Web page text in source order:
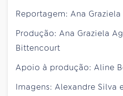
Reportagem: Ana
Produção: Ana Graziela
Bittencourt
Apoio à produção: Aline
Imagens: Alexandre Silva